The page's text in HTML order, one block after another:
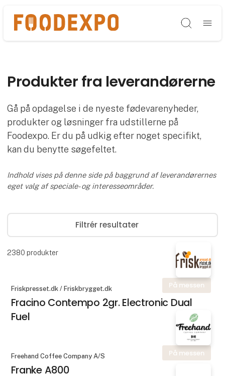
Søg
Produkter fra leverandørerne
Gå på opdagelse i de nyeste fødevarenyheder,
produkter og løsninger fra udstillerne på
Foodexpo. Er du på udkig efter noget specifikt,
kan du benytte søgefeltet.
Indhold vises på denne side på baggrund af leverandørernes
eget valg af speciale- og interesseområder.
Filtrér resultater
2380 produkter
På messen
Friskpresset.dk / Friskbrygget.dk
Fracino Contempo 2gr. Electronic Dual
Fuel
På messen
Freehand Coffee Company A/S
Franke A800